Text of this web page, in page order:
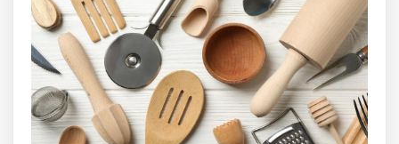
MODELLER
KAMPANYALAR
SATIŞ NOKTALARIMIZ